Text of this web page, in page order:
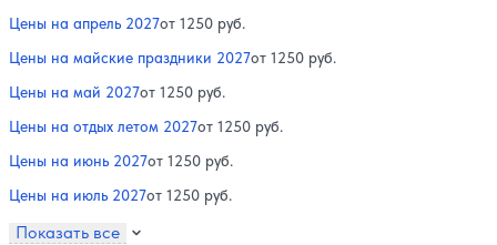
Цены на апрель 2027от 1250 руб.
Цены на майские праздники 2027от 1250 руб.
Цены на май 2027от 1250 руб.
Цены на отдых летом 2027от 1250 руб.
Цены на июнь 2027от 1250 руб.
Цены на июль 2027от 1250 руб.
Показать все